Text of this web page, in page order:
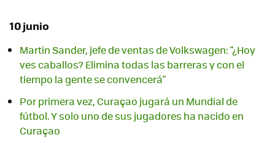
10 junio
Martin Sander, jefe de ventas de Volkswagen: "¿Hoy
ves caballos? Elimina todas las barreras y con el
tiempo la gente se convencerá"
Por primera vez, Curaçao jugará un Mundial de
fútbol. Y solo uno de sus jugadores ha nacido en
Curaçao